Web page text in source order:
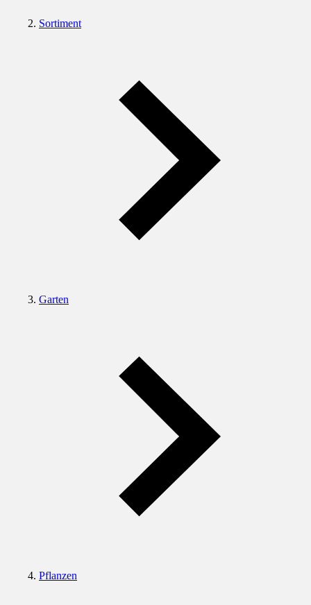
Sortiment
Garten
Pflanzen